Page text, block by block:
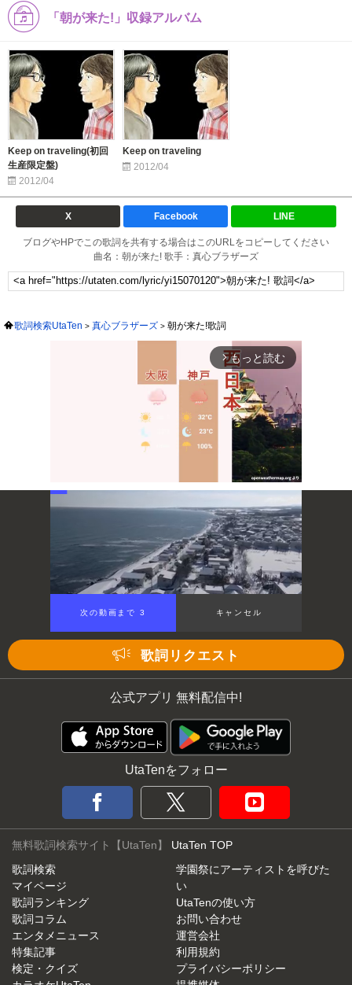
「朝が来た!」収録アルバム
Keep on traveling(初回
生産限定盤)
2012/04
Keep on traveling
2012/04
X Facebook LINE
ブログやHPでこの歌詞を共有する場合はこのURLをコピーしてください
曲名：朝が来た! 歌手：真心ブラザーズ
歌詞検索UtaTen 真心ブラザーズ 朝が来た!歌詞
arrow_forward_ios もっと読む
Mute
次の動画まで 3 キャンセル
歌詞リクエスト
公式アプリ 無料配信中!
UtaTenをフォロー
無料歌詞検索サイト【UtaTen】 UtaTen TOP
歌詞検索
マイページ
歌詞ランキング
歌詞コラム
エンタメニュース
特集記事
検定・クイズ
学園祭にアーティストを呼びた
い
UtaTenの使い方
お問い合わせ
運営会社
利用規約
プライバシーポリシー